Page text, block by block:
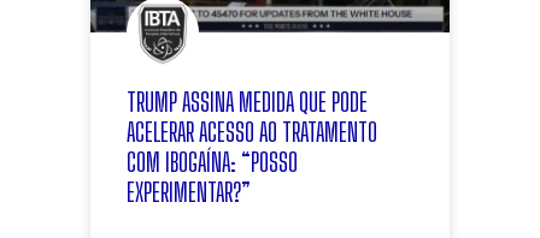
TRUMP ASSINA MEDIDA QUE PODE
ACELERAR ACESSO AO TRATAMENTO
COM IBOGAÍNA: “POSSO
EXPERIMENTAR?”